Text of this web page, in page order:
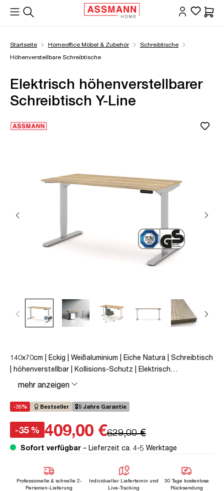
springen
Startseite Homeoffice Möbel & Zubehör
Schreibtische
Höhenverstellbare Schreibtische
Elektrisch höhenverstellbarer
Schreibtisch Y-Line
140x70cm | Eckig | Weißaluminium | Eiche Natura | Schreibtisch
| höhenverstellbar | Kollisions-Schutz | Elektrisch
höhenverstellbar | Kindersicherung | Metall | Holz |
Melaminoberfläche | Braun | Eiche Natura | 5 Jahre
Herstellergarantie | unmontiert | TÜV© mobiles Arbeiten | bis
mehr anzeigen
-35% Bestseller 🎖️5 Jahre Garantie
-35 % 409,00 €629,00 €
Sofort verfügbar – Lieferzeit ca. 4-5 Werktage
Professionelle & schnelle 2-
Personen-Lieferung
Individueller Liefertemin und
Live-Tracking
30 Tage kostenlose
Rücksendung